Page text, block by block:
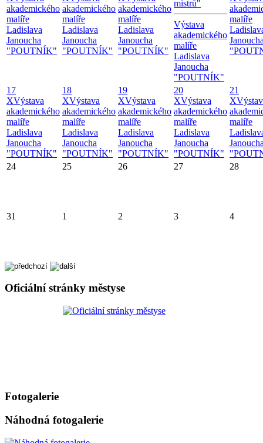
akademického
malíře
Ladislava
Janoucha
"POUTNÍK"
akademického
malíře
Ladislava
Janoucha
"POUTNÍK"
akademického
malíře
Ladislava
Janoucha
"POUTNÍK"
mistrů"
Výstava
akademického
malíře
Ladislava
Janoucha
"POUTNÍK"
malíře
17
XVýstava
akademického
malíře
Ladislava
Janoucha
"POUTNÍK"
18
XVýstava
akademického
malíře
Ladislava
Janoucha
"POUTNÍK"
19
XVýstava
akademického
malíře
Ladislava
Janoucha
"POUTNÍK"
20
XVýstava
akademického
malíře
Ladislava
Janoucha
"POUTNÍK"
21
X
malíře
24
25 26 27 28
31 1 2 3 4
Oficiální stránky městyse
Fotogalerie
Náhodná fotogalerie